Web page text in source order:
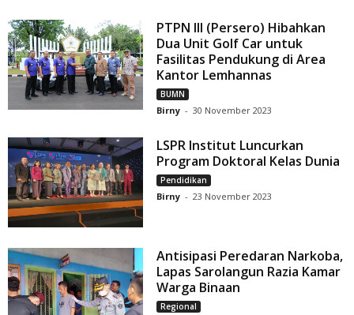
PTPN III (Persero) Hibahkan
Dua Unit Golf Car untuk
Fasilitas Pendukung di Area
Kantor Lemhannas
BUMN
Birny - 30 November 2023
LSPR Institut Luncurkan
Program Doktoral Kelas Dunia
Pendidikan
Birny - 23 November 2023
Antisipasi Peredaran Narkoba,
Lapas Sarolangun Razia Kamar
Warga Binaan
Regional